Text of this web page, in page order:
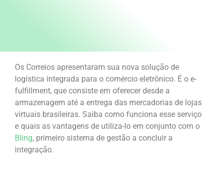
Os Correios apresentaram sua nova solução de
logística integrada para o comércio eletrônico. É o e-
fulfillment, que consiste em oferecer desde a
armazenagem até a entrega das mercadorias de lojas
virtuais brasileiras. Saiba como funciona esse serviço
e quais as vantagens de utiliza-lo em conjunto com o
Bling, primeiro sistema de gestão a concluir a
integração.